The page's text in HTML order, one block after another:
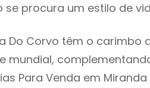
procura um estilo de
Do Corvo têm o carimbo
mundial,
Para Venda em